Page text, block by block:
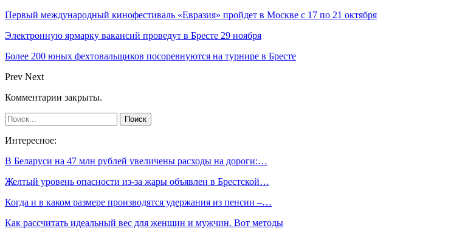
Первый международный кинофестиваль «Евразия» пройдет в Москве с 17 по 21 октября
Электронную ярмарку вакансий проведут в Бресте 29 ноября
Более 200 юных фехтовальщиков посоревнуются на турнире в Бресте
Prev Next
Комментарии закрыты.
Интересное:
В Беларуси на 47 млн рублей увеличены расходы на дороги:…
Желтый уровень опасности из-за жары объявлен в Брестской…
Когда и в каком размере производятся удержания из пенсии –…
Как рассчитать идеальный вес для женщин и мужчин. Вот методы